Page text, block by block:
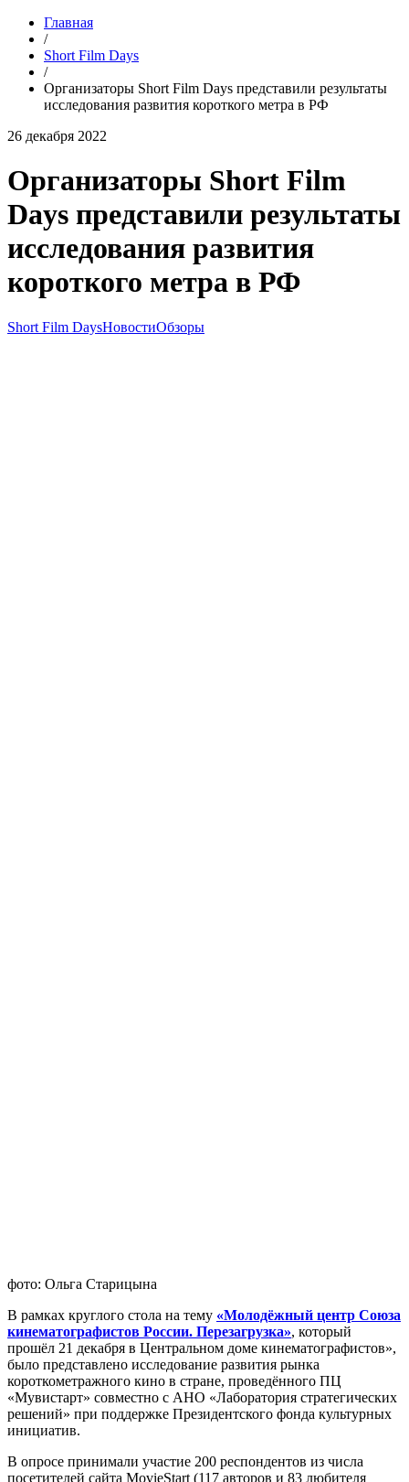
Главная
/
Short Film Days
/
Организаторы Short Film Days представили результаты
исследования развития короткого метра в РФ
26 декабря 2022
Организаторы Short Film
Days представили результаты
исследования развития
короткого метра в РФ
Short Film DaysНовостиОбзоры
фото: Ольга Старицына
В рамках круглого стола на тему «Молодёжный центр Союза
кинематографистов России. Перезагрузка», который
прошёл 21 декабря в Центральном доме кинематографистов»,
было представлено исследование развития рынка
короткометражного кино в стране, проведённого ПЦ
«Мувистарт» совместно с АНО «Лаборатория стратегических
решений» при поддержке Президентского фонда культурных
инициатив.
В опросе принимали участие 200 респондентов из числа
посетителей сайта MovieStart (117 авторов и 83 любителя